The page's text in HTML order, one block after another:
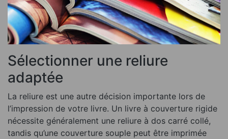
Sélectionner une reliure
adaptée
La reliure est une autre décision importante lors de
l’impression de votre livre. Un livre à couverture rigide
nécessite généralement une reliure à dos carré collé,
tandis qu’une couverture souple peut être imprimée